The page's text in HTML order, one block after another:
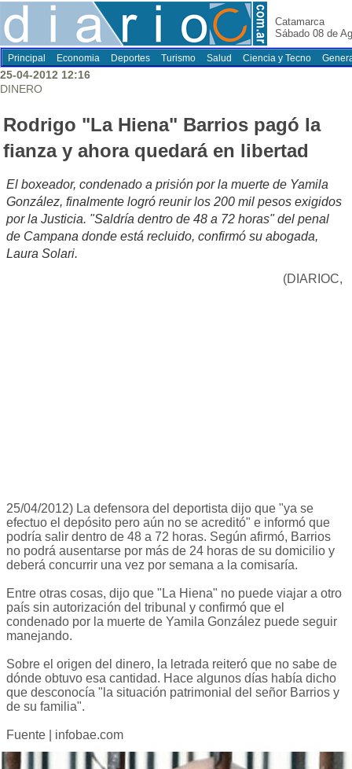
Catamarca
Sábado 08 de
Principal Economia Deportes Turismo Salud Ciencia y Tecno
25-04-2012 12:16
DINERO
Rodrigo "La Hiena" Barrios pagó la
fianza y ahora quedará en libertad
El boxeador, condenado a prisión por la muerte de Yamila
González, finalmente logró reunir los 200 mil pesos exigidos
por la Justicia. "Saldría dentro de 48 a 72 horas" del penal
de Campana donde está recluido, confirmó su abogada,
Laura Solari.
(DIARIOC,
25/04/2012) La defensora del deportista dijo que "ya se
efectuo el depósito pero aún no se acreditó" e informó que
podría salir dentro de 48 a 72 horas. Según afirmó, Barrios
no podrá ausentarse por más de 24 horas de su domicilio y
deberá concurrir una vez por semana a la comisaría.
Entre otras cosas, dijo que "La Hiena" no puede viajar a otro
país sin autorización del tribunal y confirmó que el
condenado por la muerte de Yamila González puede seguir
manejando.
Sobre el origen del dinero, la letrada reiteró que no sabe de
dónde obtuvo esa cantidad. Hace algunos días había dicho
que desconocía "la situación patrimonial del señor Barrios y
de su familia".
Fuente | infobae.com